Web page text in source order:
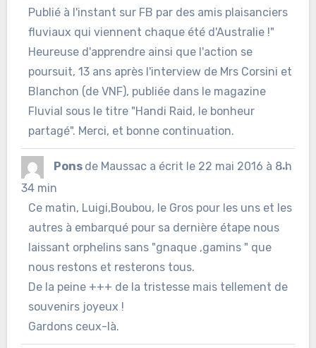
Publié à l'instant sur FB par des amis plaisanciers
fluviaux qui viennent chaque été d'Australie !"
Heureuse d'apprendre ainsi que l'action se
poursuit, 13 ans après l'interview de Mrs Corsini et
Blanchon (de VNF), publiée dans le magazine
Fluvial sous le titre "Handi Raid, le bonheur
partagé". Merci, et bonne continuation.
boîte
Pons de Maussac a écrit le22 mai 2016 à 8 h
34 min
Ce matin, Luigi,Boubou, le Gros pour les uns et les
autres à embarqué pour sa dernière étape nous
laissant orphelins sans "gnaque ,gamins " que
nous restons et resterons tous.
De la peine +++ de la tristesse mais tellement de
souvenirs joyeux !
Gardons ceux-là.
...
boîte